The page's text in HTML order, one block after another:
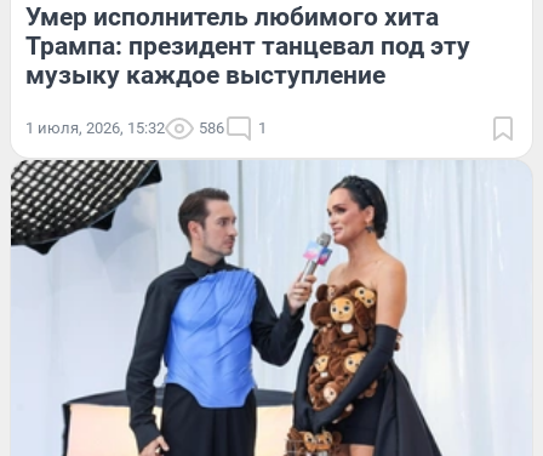
Умер исполнитель любимого хита
Трампа: президент танцевал под эту
музыку каждое выступление
1 июля, 2026, 15:32 586 1